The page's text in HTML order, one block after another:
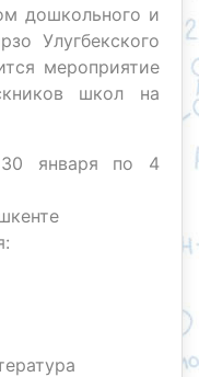
дошкольного и
Улугбекского
мероприятие
школ на
января по 4